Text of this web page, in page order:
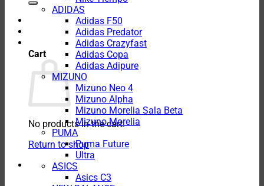
Cart
No products in the cart.
Return to shop
ADIDAS
Adidas F50
Adidas Predator
Adidas Crazyfast
Adidas Copa
Adidas Adipure
MIZUNO
Mizuno Neo 4
Mizuno Alpha
Mizuno Morelia Sala Beta
Mizuno Morelia
PUMA
Puma Future
Ultra
ASICS
Asics C3